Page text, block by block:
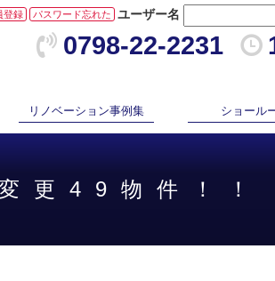
ユーザー名
登録 パスワード忘れた
0798-22-2231
リノベーション事例集 ショール
更49物件！！